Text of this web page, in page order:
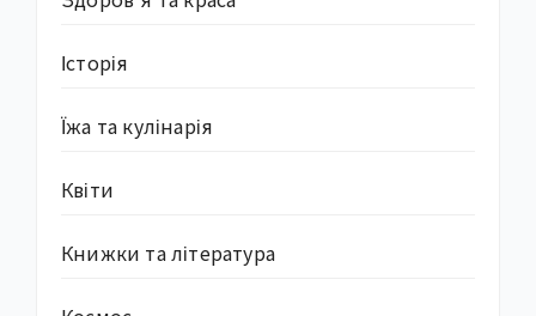
Історія
Їжа та кулінарія
Квіти
Книжки та література